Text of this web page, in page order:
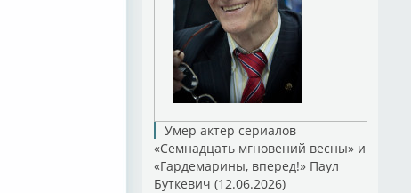
Умер актер сериалов
«Семнадцать мгновений весны» и
«Гардемарины, вперед!» Паул
Буткевич (12.06.2026)